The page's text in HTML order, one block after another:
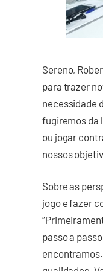
Sereno,
para trazer
necessidade
fugiremos da
ou jogar
nossos
Sobre as
jogo e fazer
passo a